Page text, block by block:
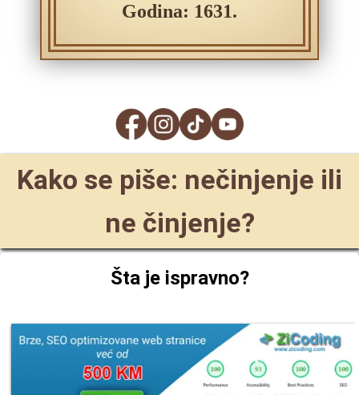
Godina: 1631.
Kako se piše: nečinjenje ili
ne činjenje?
Šta je ispravno?